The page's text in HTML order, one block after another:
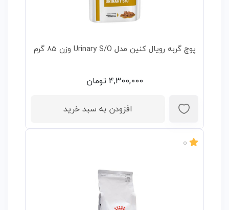
پوچ گربه رویال کنین مدل Urinary S/O وزن 85 گرم
4,300,000تومان
افزودن به سبد خرید
0